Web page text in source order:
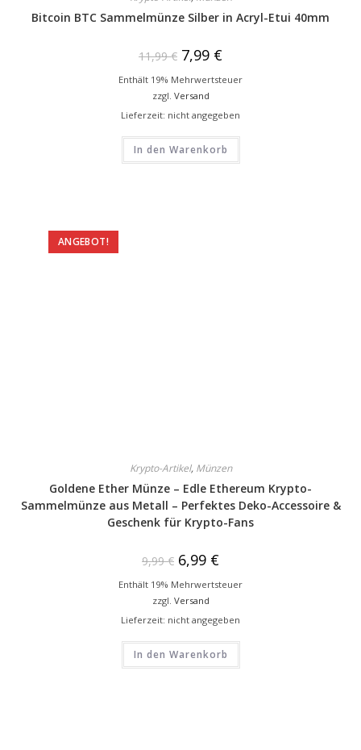
Bitcoin BTC Sammelmünze Silber in Acryl-Etui 40mm
11,99€ 7,99 €
Enthält 19% Mehrwertsteuer
zzgl. Versand
Lieferzeit: nicht angegeben
In den Warenkorb
ANGEBOT!
Krypto-Artikel, Münzen
Goldene Ether Münze – Edle Ethereum Krypto-
Sammelmünze aus Metall – Perfektes Deko-Accessoire &
Geschenk für Krypto-Fans
9,99€ 6,99 €
Enthält 19% Mehrwertsteuer
zzgl. Versand
Lieferzeit: nicht angegeben
In den Warenkorb